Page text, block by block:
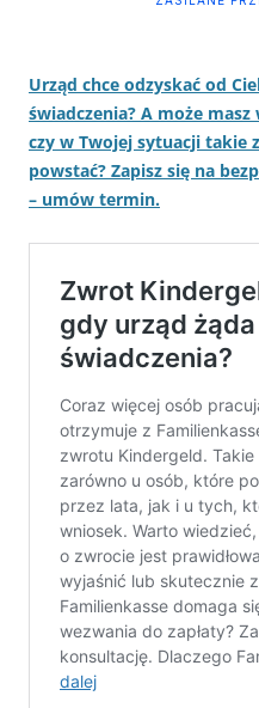
Urząd chce odzyskać od
świadczenia? A może
czy w Twojej sytuacji takie
powstać? Zapisz się na
– umów termin.